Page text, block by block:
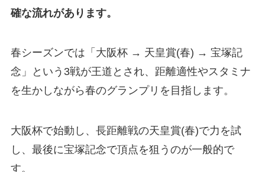
確な流れがあります。
春シーズンでは「大阪杯 → 天皇賞(春) → 宝塚記
念」という3戦が王道とされ、距離適性やスタミナ
を生かしながら春のグランプリを目指します。
大阪杯で始動し、長距離戦の天皇賞(春)で力を試
し、最後に宝塚記念で頂点を狙うのが一般的で
す。